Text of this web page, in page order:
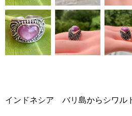
インドネシア バリ島からシワル